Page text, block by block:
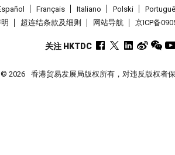
Français Italiano Polski
超连结条款及细则 网站导航 京ICP备
关注 HKTDC
© 2026 香港贸易发展局版权所有，对违反版权者保